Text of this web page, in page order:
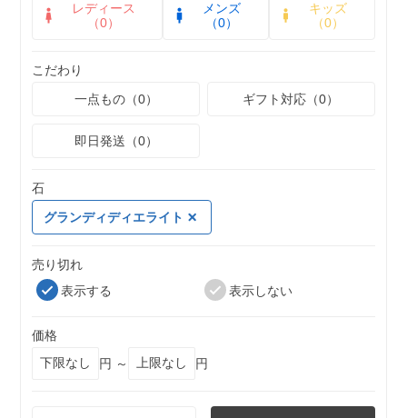
レディース
（0）
メンズ
（0）
キッズ
（0）
こだわり
一点もの（0）
ギフト対応（0）
即日発送（0）
石
グランディディエライト
売り切れ
表示する
表示しない
価格
円 ～
円